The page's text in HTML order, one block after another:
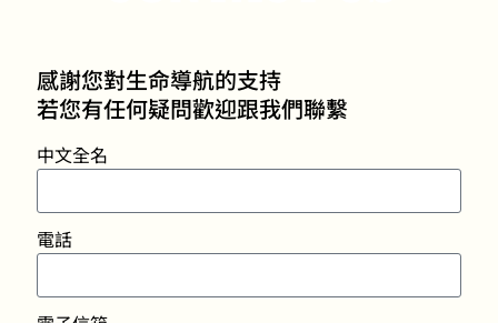
感謝您對生命導航的支持
若您有任何疑問歡迎跟我們聯繫
中文全名
電話